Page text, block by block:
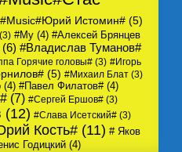
#Music#Юрий Истомин# (5)
(3) #My (4) #Алексей Брянцев
(6) #Владислав Туманов#
Горячие головы# (3) #Игорь
(5) #Михаил Блат (3)
(4) #Павел Филатов#(4)
(7) #Сергей Ершов#(3)
(12) #Слава Исетский#(3)
Кость#(11) # Яков
Годицкий(4)